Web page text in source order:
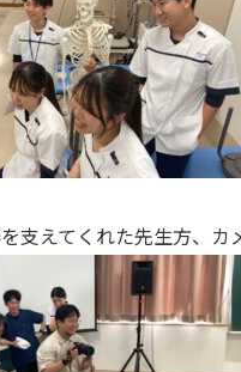
支えてくれた先生方、